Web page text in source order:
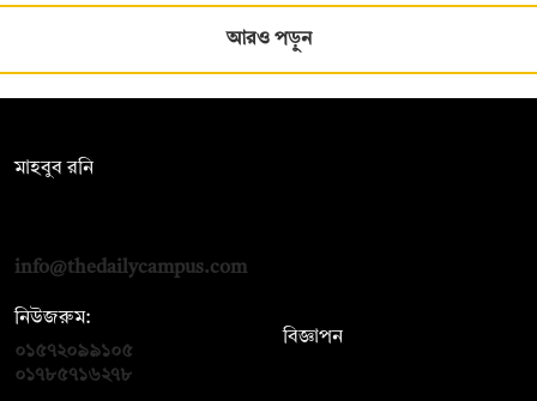
আরও পড়ুন
মাহবুব রনি
info@thedailycampus.com
নিউজরুম:
০১৫৭২০৯৯১০৫
০১৭৮৫৭১৬২৭৮
বিজ্ঞাপন